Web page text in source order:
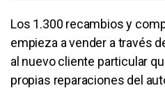
Los 1.300 recambios y
empieza a vender a través
al nuevo cliente particular
propias reparaciones del